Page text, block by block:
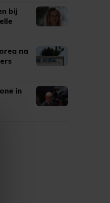
bij
na
in